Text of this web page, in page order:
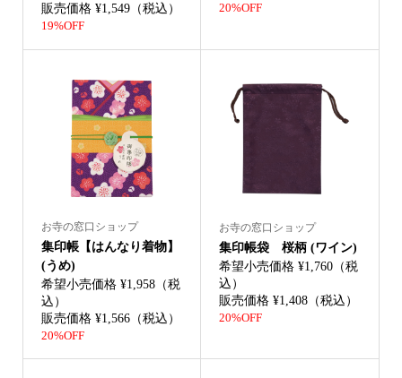
販売価格 ¥1,549（税込）
19%OFF
20%OFF
お寺の窓口ショップ
集印帳【はんなり着物】
(うめ)
希望小売価格 ¥1,958（税
込）
販売価格 ¥1,566（税込）
20%OFF
お寺の窓口ショップ
集印帳袋 桜柄 (ワイン)
希望小売価格 ¥1,760（税
込）
販売価格 ¥1,408（税込）
20%OFF